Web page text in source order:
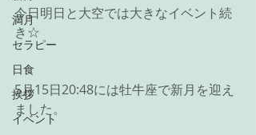
満月
セラピー
日食
挨拶
イベント
今日明日と大空では大きなイベント続
き☆
5月15日20:48には牡牛座で新月を迎え
ました。